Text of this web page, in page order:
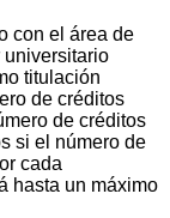
con el área de
universitario
titulación
de créditos
de créditos
si el número de
cada
hasta un máximo